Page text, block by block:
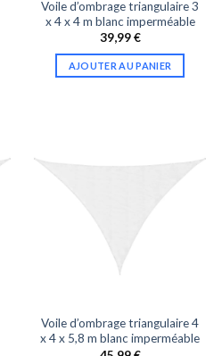
Voile d’ombrage triangulaire 3
x 4 x 4 m blanc imperméable
39,99€
AJOUTER AU PANIER
Voile d’ombrage triangulaire 4
x 4 x 5,8 m blanc imperméable